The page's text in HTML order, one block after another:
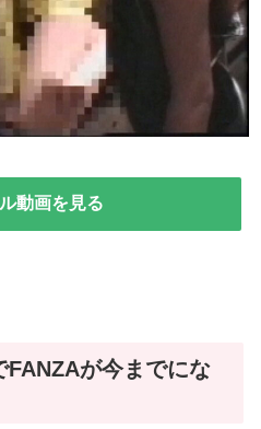
動画を見る
FANZAが今までにな